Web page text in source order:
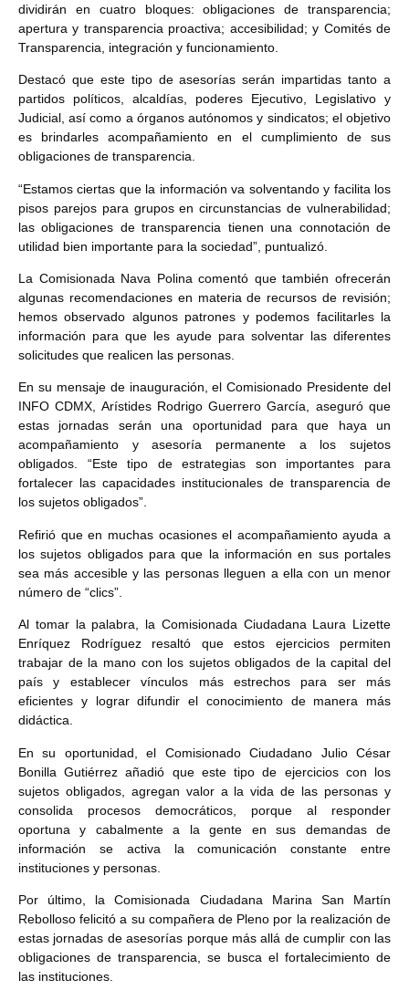
dividirán en cuatro bloques: obligaciones de transparencia;
apertura y transparencia proactiva; accesibilidad; y Comités de
Transparencia, integración y funcionamiento.
Destacó que este tipo de asesorías serán impartidas tanto a
partidos políticos, alcaldías, poderes Ejecutivo, Legislativo y
Judicial, así como a órganos autónomos y sindicatos; el objetivo
es brindarles acompañamiento en el cumplimiento de sus
obligaciones de transparencia.
“Estamos ciertas que la información va solventando y facilita los
pisos parejos para grupos en circunstancias de vulnerabilidad;
las obligaciones de transparencia tienen una connotación de
utilidad bien importante para la sociedad”, puntualizó.
La Comisionada Nava Polina comentó que también ofrecerán
algunas recomendaciones en materia de recursos de revisión;
hemos observado algunos patrones y podemos facilitarles la
información para que les ayude para solventar las diferentes
solicitudes que realicen las personas.
En su mensaje de inauguración, el Comisionado Presidente del
INFO CDMX, Arístides Rodrigo Guerrero García, aseguró que
estas jornadas serán una oportunidad para que haya un
acompañamiento y asesoría permanente a los sujetos
obligados. “Este tipo de estrategias son importantes para
fortalecer las capacidades institucionales de transparencia de
los sujetos obligados”.
Refirió que en muchas ocasiones el acompañamiento ayuda a
los sujetos obligados para que la información en sus portales
sea más accesible y las personas lleguen a ella con un menor
número de “clics”.
Al tomar la palabra, la Comisionada Ciudadana Laura Lizette
Enríquez Rodríguez resaltó que estos ejercicios permiten
trabajar de la mano con los sujetos obligados de la capital del
país y establecer vínculos más estrechos para ser más
eficientes y lograr difundir el conocimiento de manera más
didáctica.
En su oportunidad, el Comisionado Ciudadano Julio César
Bonilla Gutiérrez añadió que este tipo de ejercicios con los
sujetos obligados, agregan valor a la vida de las personas y
consolida procesos democráticos, porque al responder
oportuna y cabalmente a la gente en sus demandas de
información se activa la comunicación constante entre
instituciones y personas.
Por último, la Comisionada Ciudadana Marina San Martín
Rebolloso felicitó a su compañera de Pleno por la realización de
estas jornadas de asesorías porque más allá de cumplir con las
obligaciones de transparencia, se busca el fortalecimiento de
las instituciones.